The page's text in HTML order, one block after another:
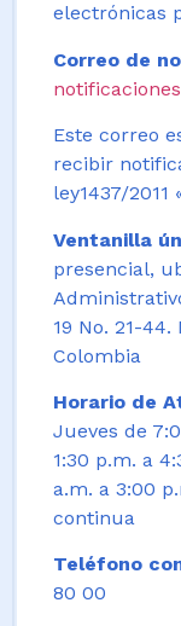
electrónicas
Correo de
Este correo
recibir
ley1437/2011
Ventanilla
presencial,
19 No. 21-44.
Colombia
Horario de
Jueves de
1:30 p.m. a
a.m. a 3:00
continua
Teléfono
80 00